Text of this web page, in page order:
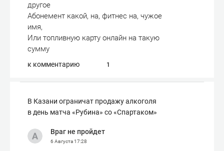
другое
Абонемент какой, на, фитнес на, чужое
имя,
Или топливную карту онлайн на такую
сумму
к комментарию 1
В Казани ограничат продажу алкоголя
в день матча «Рубина» со «Спартаком»
Враг не пройдет
6 Августа17:28